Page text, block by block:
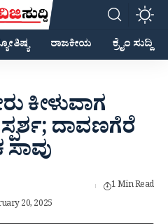
ರಾಜಕೀಯ ಕ್ರೈಂ ಸುದ್ದಿ
ಕೀಳುವಾಗ
ದಾವಣಗೆರೆ
20, 2025
1 Min Read